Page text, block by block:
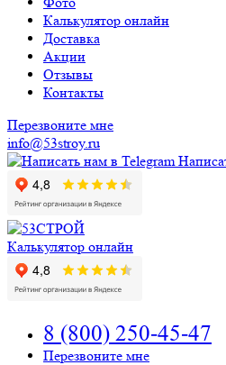
Калькулятор онлайн
Доставка
Акции
Отзывы
Контакты
Перезвоните мне
info@53stroy.ru
Калькулятор онлайн
8 (800) 250-45-47
Перезвоните мне